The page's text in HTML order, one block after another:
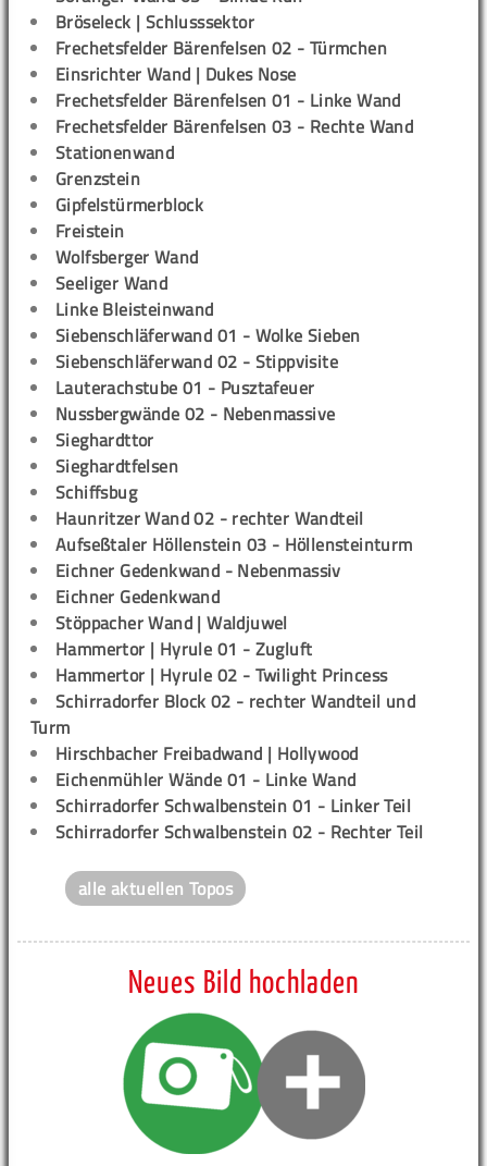
Bröseleck | Schlusssektor
Frechetsfelder Bärenfelsen 02 - Türmchen
Einsrichter Wand | Dukes Nose
Frechetsfelder Bärenfelsen 01 - Linke Wand
Frechetsfelder Bärenfelsen 03 - Rechte Wand
Stationenwand
Grenzstein
Gipfelstürmerblock
Freistein
Wolfsberger Wand
Seeliger Wand
Linke Bleisteinwand
Siebenschläferwand 01 - Wolke Sieben
Siebenschläferwand 02 - Stippvisite
Lauterachstube 01 - Pusztafeuer
Nussbergwände 02 - Nebenmassive
Sieghardttor
Sieghardtfelsen
Schiffsbug
Haunritzer Wand 02 - rechter Wandteil
Aufseßtaler Höllenstein 03 - Höllensteinturm
Eichner Gedenkwand - Nebenmassiv
Eichner Gedenkwand
Stöppacher Wand | Waldjuwel
Hammertor | Hyrule 01 - Zugluft
Hammertor | Hyrule 02 - Twilight Princess
Schirradorfer Block 02 - rechter Wandteil und
Turm
Hirschbacher Freibadwand | Hollywood
Eichenmühler Wände 01 - Linke Wand
Schirradorfer Schwalbenstein 01 - Linker Teil
Schirradorfer Schwalbenstein 02 - Rechter Teil
alle aktuellen Topos
Neues Bild hochladen